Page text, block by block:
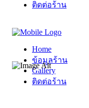
ติดต่อร้าน
Home
ข้อมูลร้าน
Gallery
ติดต่อร้าน